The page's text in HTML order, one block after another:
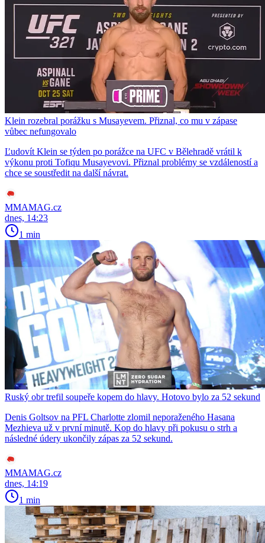
Klein rozebral porážku s Musayevem. Přiznal, co mu v zápase
vůbec nefungovalo
Ľudovít Klein se týden po porážce na UFC v Bělehradě vrátil k
výkonu proti Tofiqu Musayevovi. Přiznal problémy se vzdáleností a
chce se soustředit na další návrat.
MMAMAG.cz
dnes, 14:23
1 min
Ruský obr trefil soupeře kopem do hlavy. Hotovo bylo za 52 sekund
Denis Goltsov na PFL Charlotte zlomil neporaženého Hasana
Mezhieva už v první minutě. Kop do hlavy při pokusu o strh a
následné údery ukončily zápas za 52 sekund.
MMAMAG.cz
dnes, 14:19
1 min